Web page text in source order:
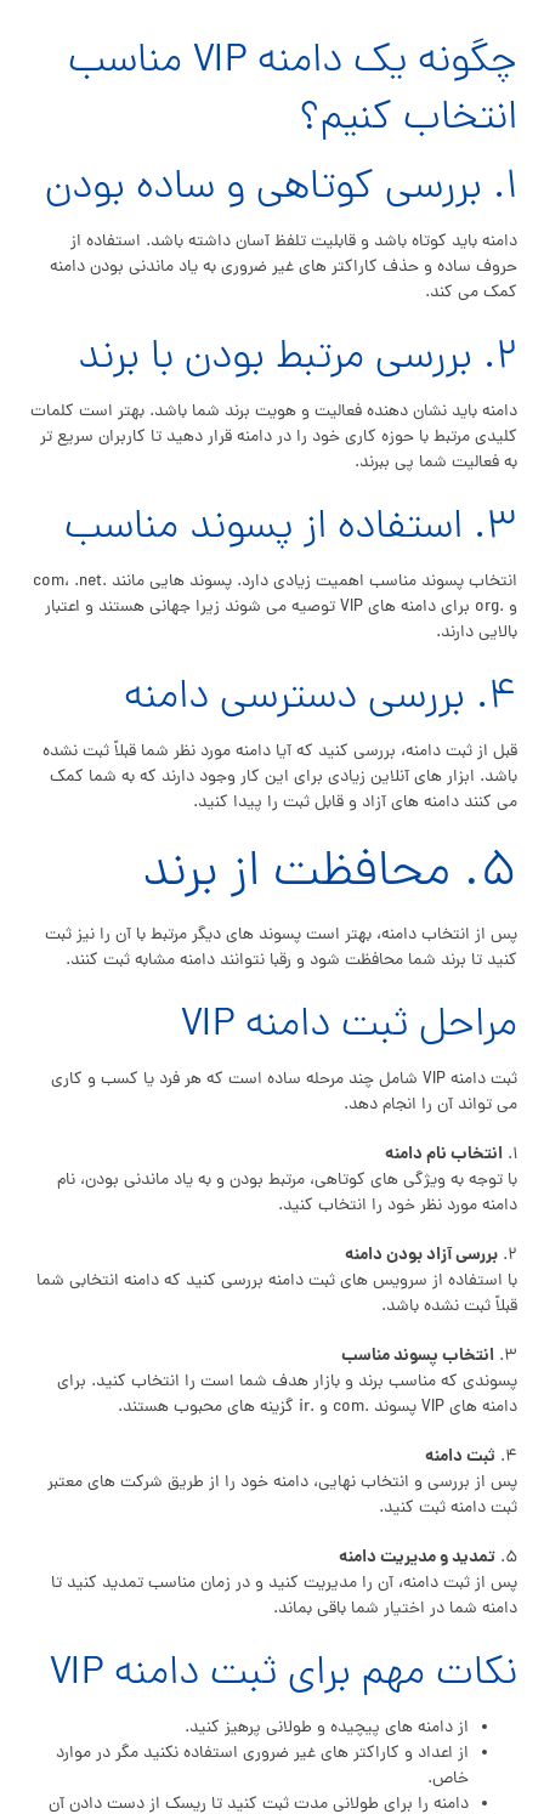
چگونه یک دامنه VIP مناسب
انتخاب کنیم؟
۱. بررسی کوتاهی و ساده بودن
دامنه باید کوتاه باشد و قابلیت تلفظ آسان داشته باشد. استفاده از
حروف ساده و حذف کاراکتر های غیر ضروری به یاد ماندنی بودن دامنه
کمک می کند.
۲. بررسی مرتبط بودن با برند
دامنه باید نشان دهنده فعالیت و هویت برند شما باشد. بهتر است کلمات
کلیدی مرتبط با حوزه کاری خود را در دامنه قرار دهید تا کاربران سریع تر
به فعالیت شما پی ببرند.
۳. استفاده از پسوند مناسب
انتخاب پسوند مناسب اهمیت زیادی دارد. پسوند هایی مانند .com، .net
و .org برای دامنه های VIP توصیه می شوند زیرا جهانی هستند و اعتبار
بالایی دارند.
۴. بررسی دسترسی دامنه
قبل از ثبت دامنه، بررسی کنید که آیا دامنه مورد نظر شما قبلاً ثبت نشده
باشد. ابزار های آنلاین زیادی برای این کار وجود دارند که به شما کمک
می کنند دامنه های آزاد و قابل ثبت را پیدا کنید.
۵. محافظت از برند
پس از انتخاب دامنه، بهتر است پسوند های دیگر مرتبط با آن را نیز ثبت
کنید تا برند شما محافظت شود و رقبا نتوانند دامنه مشابه ثبت کنند.
مراحل ثبت دامنه VIP
ثبت دامنه VIP شامل چند مرحله ساده است که هر فرد یا کسب و کاری
می تواند آن را انجام دهد.
۱. انتخاب نام دامنه
با توجه به ویژگی های کوتاهی، مرتبط بودن و به یاد ماندنی بودن، نام
دامنه مورد نظر خود را انتخاب کنید.
۲. بررسی آزاد بودن دامنه
با استفاده از سرویس های ثبت دامنه بررسی کنید که دامنه انتخابی شما
قبلاً ثبت نشده باشد.
۳. انتخاب پسوند مناسب
پسوندی که مناسب برند و بازار هدف شما است را انتخاب کنید. برای
دامنه های VIP پسوند .com و .ir گزینه های محبوب هستند.
۴. ثبت دامنه
پس از بررسی و انتخاب نهایی، دامنه خود را از طریق شرکت های معتبر
ثبت دامنه ثبت کنید.
۵. تمدید و مدیریت دامنه
پس از ثبت دامنه، آن را مدیریت کنید و در زمان مناسب تمدید کنید تا
دامنه شما در اختیار شما باقی بماند.
نکات مهم برای ثبت دامنه VIP
از دامنه های پیچیده و طولانی پرهیز کنید.
از اعداد و کاراکتر های غیر ضروری استفاده نکنید مگر در موارد
خاص.
دامنه را برای طولانی مدت ثبت کنید تا ریسک از دست دادن آن